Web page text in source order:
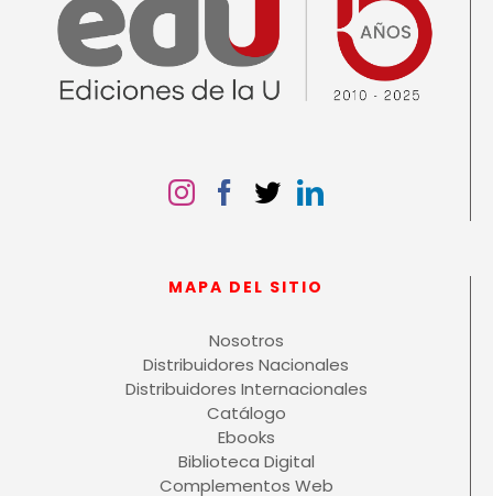
MAPA DEL SITIO
Nosotros
Distribuidores Nacionales
Distribuidores Internacionales
Catálogo
Ebooks
Biblioteca Digital
Complementos Web